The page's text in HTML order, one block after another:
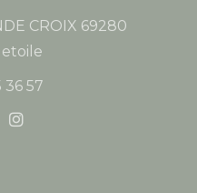
CROIX 69280
((открывается в
36 57
((открывается в
Instagram